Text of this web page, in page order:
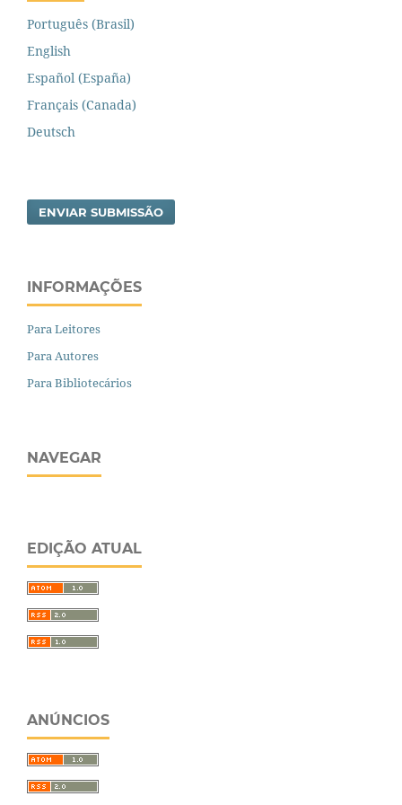
Português (Brasil)
English
Español (España)
Français (Canada)
Deutsch
ENVIAR SUBMISSÃO
INFORMAÇÕES
Para Leitores
Para Autores
Para Bibliotecários
NAVEGAR
EDIÇÃO ATUAL
ANÚNCIOS